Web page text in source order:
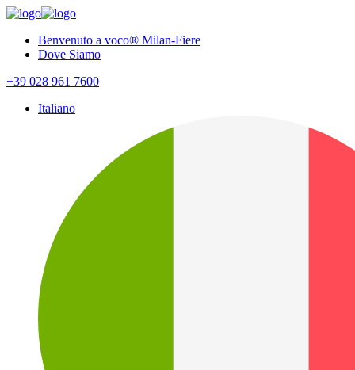
Benvenuto a voco® Milan-Fiere
Dove Siamo
+39 028 961 7600
Italiano